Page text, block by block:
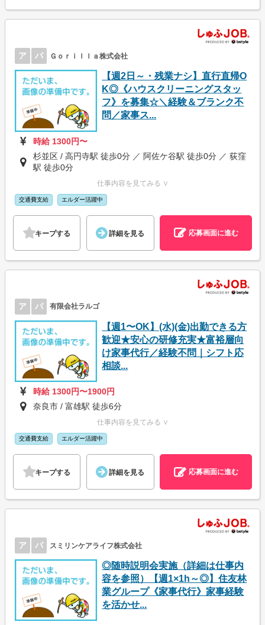
ア パ Ｇｏｒｉｌｌａ株式会社
【週2日～・残業ナシ】直行直帰O
K◎《ハウスクリーニングスタッ
フ》を募集☆＼経験＆ブランク不
問／家事ス...
時給 1300円〜
杉並区 / 高円寺駅 徒歩0分 ／ 阿佐ケ谷駅 徒歩0分 ／ 荻窪
駅 徒歩0分
仕事内容を見てみる ∨
交通費支給 エルダー活躍中
キープする 詳細を見る 応募画面に進む
ア パ 有限会社ラルゴ
【週1〜OK】(水)(金)出勤できる方
歓迎★安心の研修充実★富裕層向
け家事代行／経験不問｜シフト応
相談...
時給 1300円〜1900円
奈良市 / 富雄駅 徒歩6分
仕事内容を見てみる ∨
交通費支給 エルダー活躍中
キープする 詳細を見る 応募画面に進む
ア パ スミリンケアライフ株式会社
◎随時説明会実施（詳細は仕事内
容を参照）【週1×1h～◎】住友林
業グループ《家事代行》家事経験
を活かせ...